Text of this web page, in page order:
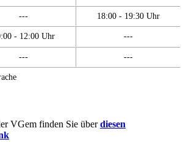
--- 18:00 - 19:30 Uhr
- 12:00 Uhr ---
--- ---
VGem finden Sie überdiesen